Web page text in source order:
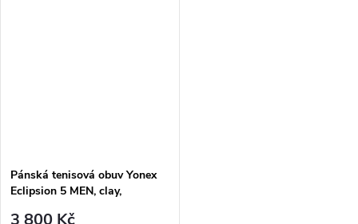
Pánská tenisová obuv Yonex
Eclipsion 5 MEN, clay,